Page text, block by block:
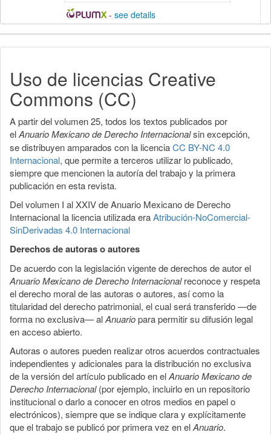
- see details
Detalles
artículo
Uso de licencias Creative
Commons (CC)
A partir del volumen 25, todos los textos publicados por
elAnuario Mexicano de Derecho Internacionalsin excepción,
se distribuyen amparados con la licenciaCC BY-NC 4.0
Internacional, que permite a terceros utilizar lo publicado,
siempre que mencionen la autoría del trabajo y la primera
publicación en esta revista.
Del volumen I al XXIV de Anuario Mexicano de Derecho
Internacional la licencia utilizada eraAtribución-NoComercial-
SinDerivadas 4.0 Internacional
Derechos de autoras o autores
De acuerdo con la legislación vigente de derechos de autor el
Anuario Mexicano de Derecho Internacionalreconoce y respeta
el derecho moral de las autoras o autores, así como la
titularidad del derecho patrimonial, el cual será transferido —de
forma no exclusiva— alAnuariopara permitir su difusión legal
en acceso abierto.
Autoras o autores pueden realizar otros acuerdos contractuales
independientes y adicionales para la distribución no exclusiva
de la versión del artículo publicado en elAnuario Mexicano de
Derecho Internacional(por ejemplo, incluirlo en un repositorio
institucional o darlo a conocer en otros medios en papel o
electrónicos), siempre que se indique clara y explícitamente
que el trabajo se publicó por primera vez en elAnuario.